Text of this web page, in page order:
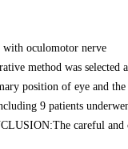
with oculomotor nerve
method was selected
position of eye and
9 patients
careful and